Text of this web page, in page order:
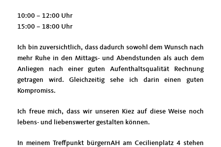
10:00 – 12:00 Uhr
15:00 – 18:00 Uhr
Ich bin zuversichtlich, dass dadurch sowohl dem Wunsch nach
mehr Ruhe in den Mittags- und Abendstunden als auch dem
Anliegen nach einer guten Aufenthaltsqualität Rechnung
getragen wird. Gleichzeitig sehe ich darin einen guten
Kompromiss.
Ich freue mich, dass wir unseren Kiez auf diese Weise noch
lebens- und liebenswerter gestalten können.
In meinem Treffpunkt bürgernAH am Cecilienplatz 4 stehen